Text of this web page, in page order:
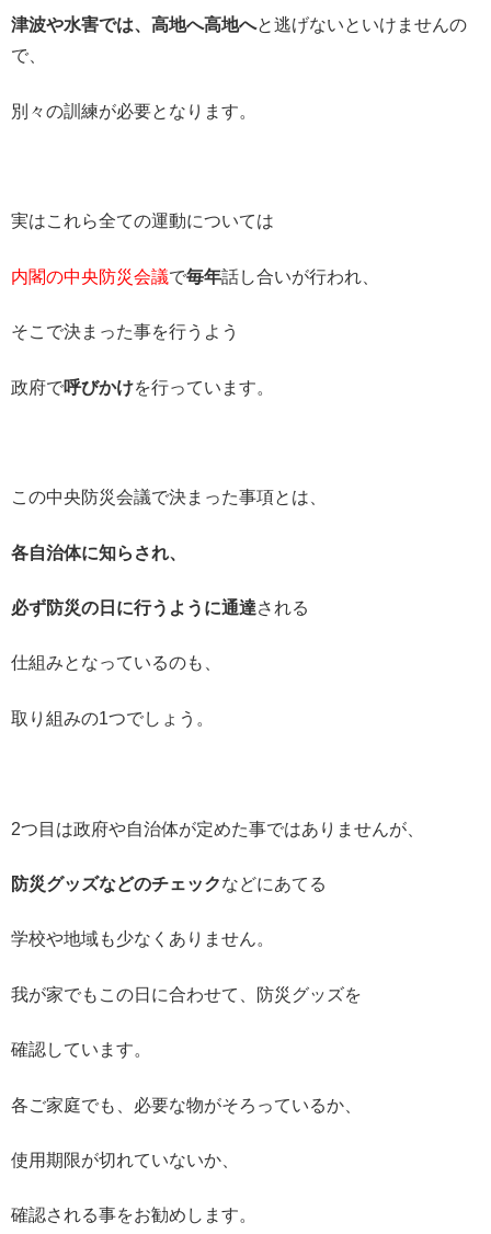
津波や水害では、高地へ高地へと逃げないといけませんの
で、
別々の訓練が必要となります。
実はこれら全ての運動については
内閣の中央防災会議で毎年話し合いが行われ、
そこで決まった事を行うよう
政府で呼びかけを行っています。
この中央防災会議で決まった事項とは、
各自治体に知らされ、
必ず防災の日に行うように通達される
仕組みとなっているのも、
取り組みの1つでしょう。
2つ目は政府や自治体が定めた事ではありませんが、
防災グッズなどのチェックなどにあてる
学校や地域も少なくありません。
我が家でもこの日に合わせて、防災グッズを
確認しています。
各ご家庭でも、必要な物がそろっているか、
使用期限が切れていないか、
確認される事をお勧めします。